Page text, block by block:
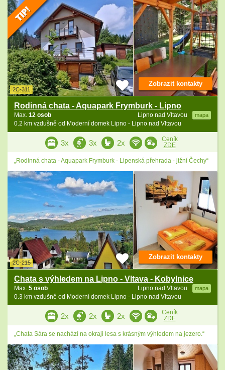
2C-311
Rodinná chata - Aquapark Frymburk - Lipno
Lipno nad Vltavou mapa
Max. 12 osob
0.2 km vzdušně od Moderní domek Lipno - Lipno nad Vltavou
Zobrazit kontakty
3x 3x 2x
Ceník
ZDE
„Rodinná chata - Aquapark Frymburk - Lipenská přehrada - jižní Čechy“
2C-215
Chata s výhledem na Lipno - Vltava - Kobylnice
Lipno nad Vltavou mapa
Max. 5 osob
0.3 km vzdušně od Moderní domek Lipno - Lipno nad Vltavou
Zobrazit kontakty
2x 2x 2x
Ceník
ZDE
„Chata Sára se nachází na okraji lesa s krásným výhledem na jezero.“